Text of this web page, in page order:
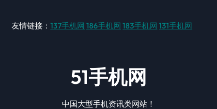
友情链接： 137手机网 186手机网 183手机网 131手机网
51手机网
中国大型手机资讯类网站！